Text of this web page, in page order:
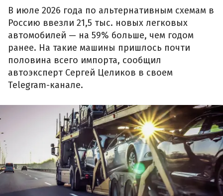
В июле 2026 года по альтернативным схемам в
Россию ввезли 21,5 тыс. новых легковых
автомобилей — на 59% больше, чем годом
ранее. На такие машины пришлось почти
половина всего импорта, сообщил
автоэксперт Сергей Целиков в своем
Telegram-канале.